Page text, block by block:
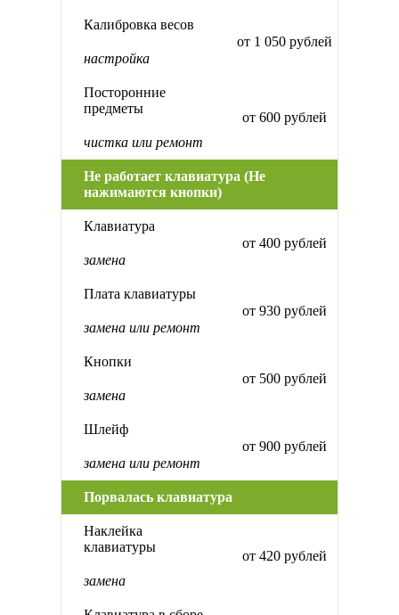
Калибровка весов
настройка
от 1 050 рублей
Посторонние
предметы
чистка или ремонт
от 600 рублей
Не работает клавиатура (Не
нажимаются кнопки)
Клавиатура
замена
от 400 рублей
Плата клавиатуры
замена или ремонт
от 930 рублей
Кнопки
замена
от 500 рублей
Шлейф
замена или ремонт
от 900 рублей
Порвалась клавиатура
Наклейка
клавиатуры
замена
от 420 рублей